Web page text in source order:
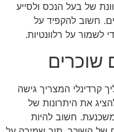
של בעל הנכס ולסייע
חשוב להקפיד על
לשמור על רלוונטיות.
שוכרים
קרדינלי המצריך גישה
את היתרונות של
חשוב להיות